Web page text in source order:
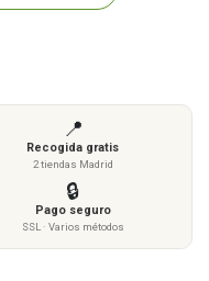
📍
Recogida gratis
2 tiendas Madrid
🔒
Pago seguro
SSL · Varios métodos